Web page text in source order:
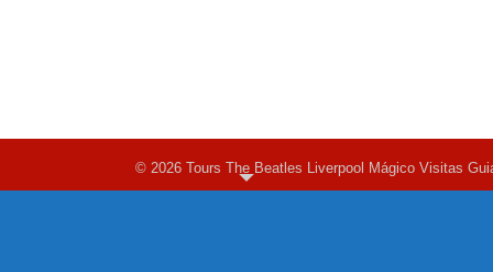
© 2026 Tours The Beatles Liverpool Mágico Visitas